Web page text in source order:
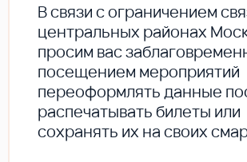
В cвязи с ограничением
центральных районах
просим вас
посещением мероприятий
переоформлять данные
распечатывать билеты или
сохранять их на своих